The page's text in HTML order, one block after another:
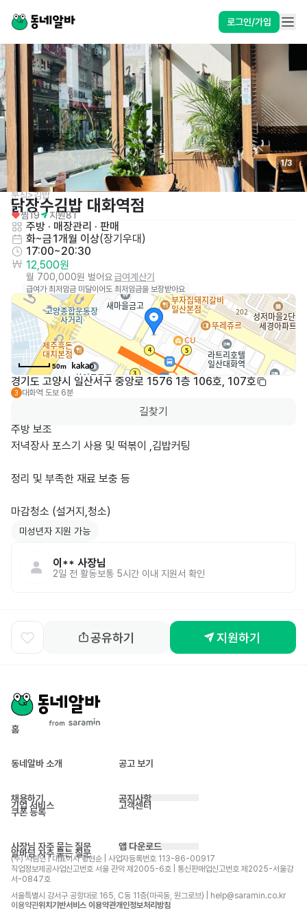
로그인/가입
1/3
분식>김밥
닭장수김밥 대화역점
찜19 지원81
주방 · 매장관리 · 판매
화~금1개월 이상(장기우대 )
17:00~20:30
12,500원
월 700,000원 벌어요급여계산기
급여가 최저임금 미달이어도 최저임금을 보장받아요
50m
경기도 고양시 일산서구 중앙로 1576 1층 106호, 107호
3 대화역 도보 6분
길찾기
주방 보조
저녁장사 포스기 사용 및 떡볶이 ,김밥커팅
정리 및 부족한 재료 보충 등
마감청소 (설거지,청소)
미성년자 지원 가능
이** 사장님
2일 전 활동보통 5시간 이내 지원서 확인
공유하기 지원하기
홈
동네알바 소개 공고 보기
채용하기
기업 서비스
쿠폰 등록
공지사항
고객센터
사장님 자주 묻는 질문
알바님 자주 묻는 질문
앱 다운로드
(주) 사람인 | 대표이사 황현순 | 사업자등록번호 113-86-00917
직업정보제공사업신고번호 서울 관악 제2005-6호 | 통신판매업신고번호 제2025-서울강
서-0847호
서울특별시 강서구 공항대로 165, C동 11층(마곡동, 원그로브) | help@saramin.co.kr
이용약관위치기반서비스 이용약관개인정보처리방침